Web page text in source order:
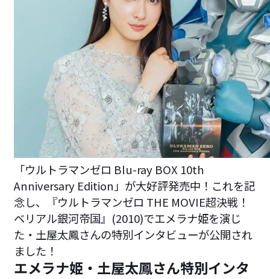
「ウルトラマンゼロ Blu-ray BOX 10th
Anniversary Edition」が大好評発売中！これを記
念し、『ウルトラマンゼロ THE MOVIE超決戦！
ベリアル銀河帝国』(2010)でエメラナ姫を演じ
た・土屋太鳳さんの特別インタビューが公開され
ました！
エメラナ姫・土屋太鳳さん特別インタ